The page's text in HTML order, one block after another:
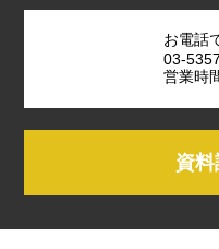
お電話
03-
営業時
資